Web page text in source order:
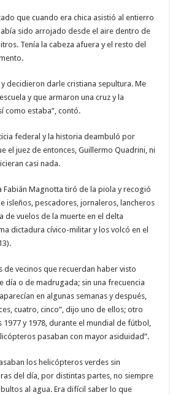
que cuando era chica asistió al entierro
sido arrojado desde el aire dentro de
Tenía la cabeza afuera y el resto del
decidieron darle cristiana sepultura. Me
y que armaron una cruz y la
como estaba”, contó.
federal y la historia deambuló por
el juez de entonces, Guillermo Quadrini, ni
casi nada.
Fabián Magnotta tiró de la piola y recogió
isleños, pescadores, jornaleros, lancheros
de vuelos de la muerte en el delta
dictadura cívico-militar y los volcó en el
de vecinos que recuerdan haber visto
día o de madrugada; sin una frecuencia
en algunas semanas y después,
cuatro, cinco”, dijo uno de ellos; otro
1977 y 1978, durante el mundial de fútbol,
pasaban con mayor asiduidad”.
los helicópteros verdes sin
del día, por distintas partes, no siempre
al agua. Era difícil saber lo que